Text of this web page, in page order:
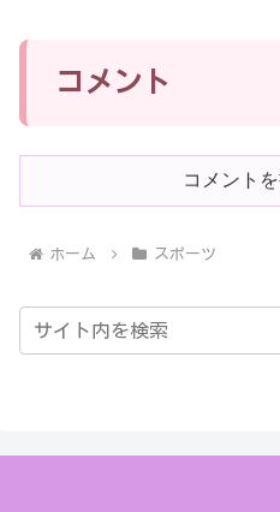
コメント
コメント
ホーム スポーツ